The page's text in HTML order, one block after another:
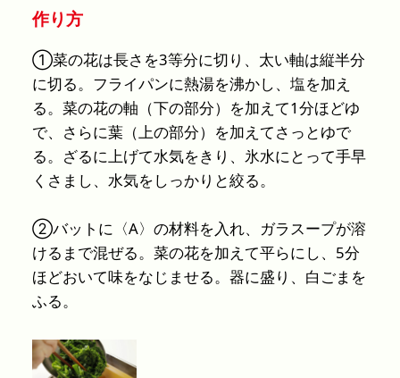
作り方
①菜の花は長さを3等分に切り、太い軸は縦半分
に切る。フライパンに熱湯を沸かし、塩を加え
る。菜の花の軸（下の部分）を加えて1分ほどゆ
で、さらに葉（上の部分）を加えてさっとゆで
る。ざるに上げて水気をきり、氷水にとって手早
くさまし、水気をしっかりと絞る。
②バットに〈A〉の材料を入れ、ガラスープが溶
けるまで混ぜる。菜の花を加えて平らにし、5分
ほどおいて味をなじませる。器に盛り、白ごまを
ふる。